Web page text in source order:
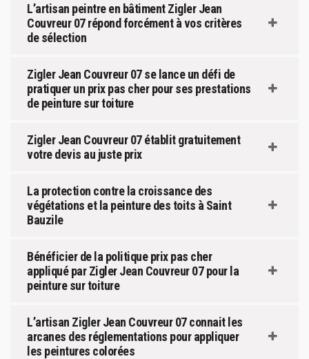
L’artisan peintre en bâtiment Zigler Jean
Couvreur 07 répond forcément à vos critères
de sélection
Zigler Jean Couvreur 07 se lance un défi de
pratiquer un prix pas cher pour ses prestations
de peinture sur toiture
Zigler Jean Couvreur 07 établit gratuitement
votre devis au juste prix
La protection contre la croissance des
végétations et la peinture des toits à Saint
Bauzile
Bénéficier de la politique prix pas cher
appliqué par Zigler Jean Couvreur 07 pour la
peinture sur toiture
L’artisan Zigler Jean Couvreur 07 connait les
arcanes des réglementations pour appliquer
les peintures colorées